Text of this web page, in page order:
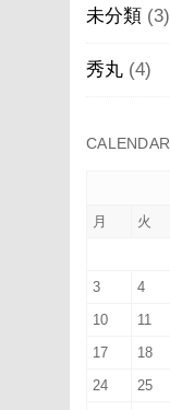
未分類 (3)
秀丸 (4)
CALENDAR
月 火
3
4
10
11
17
18
24
25